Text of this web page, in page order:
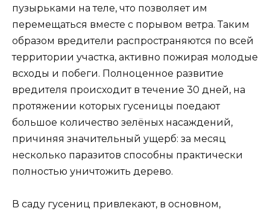
пузырьками на теле, что позволяет им
перемещаться вместе с порывом ветра. Таким
образом вредители распространяются по всей
территории участка, активно пожирая молодые
всходы и побеги. Полноценное развитие
вредителя происходит в течение 30 дней, на
протяжении которых гусеницы поедают
большое количество зелёных насаждений,
причиняя значительный ущерб: за месяц
несколько паразитов способны практически
полностью уничтожить дерево.
В саду гусениц привлекают, в основном,